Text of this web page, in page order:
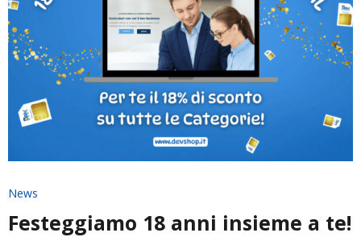
News
Festeggiamo 18 anni insieme a te!